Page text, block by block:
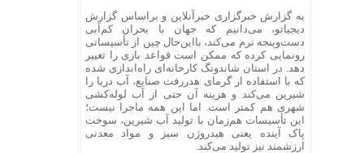
به گزارش خبرگزاری خبرآنلاین و براساس گزارش
دیجیاتو، می‌دانیم که جهان با بحران کم‌آبی
دست‌وپنجه نرم می‌کند، بااین‌حال چین از تأسیساتی
رونمایی کرده که ممکن است قواعد بازی را تغییر
دهد. در استان شاندونگ کارخانه‌ای راه‌اندازی شده
که با استفاده از گرمای هدررفت صنایع، آب دریا را
شیرین می‌کند و هزینه آن حتی از آب لوله‌کشی
شهری هم کمتر است. اما این همه ماجرا نیست؛
این تأسیسات هم‌زمان با تولید آب شیرین، سوخت
پاک آینده یعنی هیدروژن سبز و مواد معدنی
ارزشمند نیز تولید می‌کند.